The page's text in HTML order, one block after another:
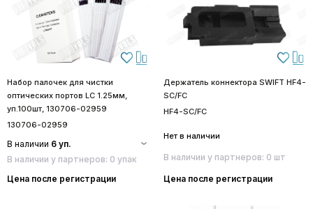
Набор палочек для чистки
оптических портов LC 1.25мм,
уп.100шт, 130706-02959
130706-02959
В наличии 6 уп.
В наличии у партнеров: 0 упак
Цена после регистрации
Держатель коннектора SWIFT HF4-
SC/FC
HF4-SC/FC
Нет в наличии
В наличии у партнеров: 0 шт
Цена после регистрации